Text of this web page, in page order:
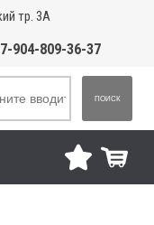
тр. 3А
904-809-36-37
ПОИСК